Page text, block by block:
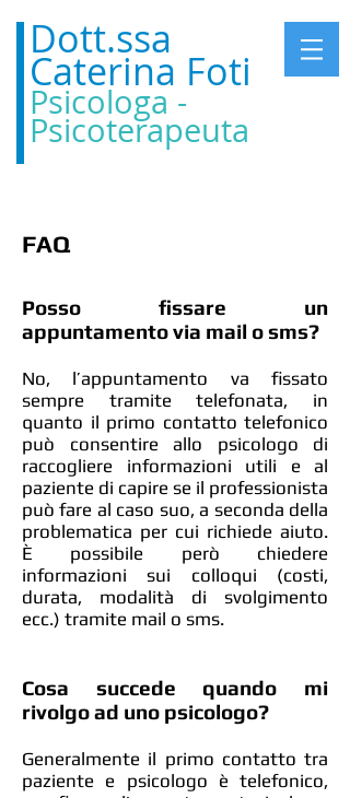
Dott.ssa
Caterina Foti
Psicologa -
Psicoterapeuta
FAQ
Posso fissare un
appuntamento via mail o sms?
No, l’appuntamento va fissato
sempre tramite telefonata, in
quanto il primo contatto telefonico
può consentire allo psicologo di
raccogliere informazioni utili e al
paziente di capire se il professionista
può fare al caso suo, a seconda della
problematica per cui richiede aiuto.
È possibile però chiedere
informazioni sui colloqui (costi,
durata, modalità di svolgimento
ecc.) tramite mail o sms.
Cosa succede quando mi
rivolgo ad uno psicologo?
Generalmente il primo contatto tra
paziente e psicologo è telefonico,